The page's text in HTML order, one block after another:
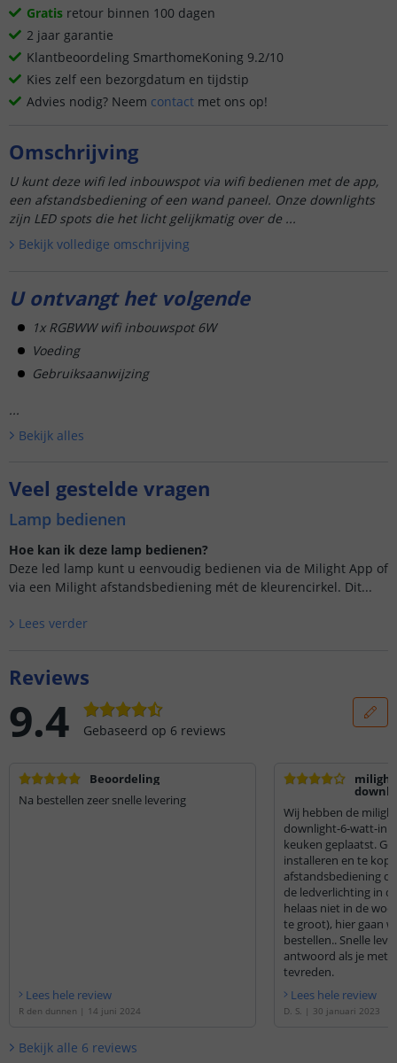
Gratis retour binnen 100 dagen
2 jaar garantie
Klantbeoordeling SmarthomeKoning 9.2/10
Kies zelf een bezorgdatum en tijdstip
Advies nodig? Neem contact met ons op!
Omschrijving
U kunt deze wifi led inbouwspot via wifi bedienen met de app,
een afstandsbediening of een wand paneel. Onze downlights
zijn LED spots die het licht gelijkmatig over de ...
Bekijk volledige omschrijving
U ontvangt het volgende
1x RGBWW wifi inbouwspot 6W
Voeding
Gebruiksaanwijzing
...
Bekijk alles
Veel gestelde vragen
Lamp bedienen
Hoe kan ik deze lamp bedienen?
Deze led lamp kunt u eenvoudig bedienen via de Milight App of
via een Milight afstandsbediening mét de kleurencirkel. Dit...
Lees verder
Reviews
9.4 Gebaseerd op 6 reviews
Beoordeling
Na bestellen zeer snelle levering
Lees hele review
R den dunnen | 14 juni 2024
Wij hebben de
downlight-6-watt-
keuken geplaatst.
installeren en te
afstandsbediening
de ledverlichting in
helaas niet in de
te groot), hier gaan
bestellen.. Snelle levering en vakkundig
antwoord als je met
tevreden.
Lees hele review
D. S. | 30 januari 2023
Bekijk alle 6 reviews